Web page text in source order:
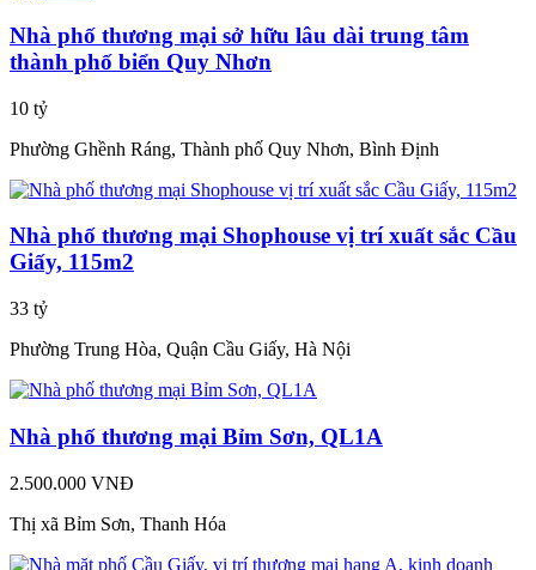
Nhà phố thương mại sở hữu lâu dài trung tâm
thành phố biển Quy Nhơn
10 tỷ
Phường Ghềnh Ráng, Thành phố Quy Nhơn, Bình Định
Nhà phố thương mại Shophouse vị trí xuất sắc Cầu
Giấy, 115m2
33 tỷ
Phường Trung Hòa, Quận Cầu Giấy, Hà Nội
Nhà phố thương mại Bỉm Sơn, QL1A
2.500.000 VNĐ
Thị xã Bỉm Sơn, Thanh Hóa